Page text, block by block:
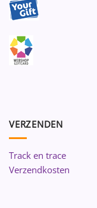
VERZENDEN
Track en trace
Verzendkosten